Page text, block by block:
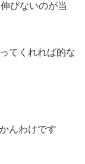
びないのが当
てくれれば的な
んわけです